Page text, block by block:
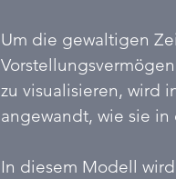
Um die gewaltigen
zu visualisieren, wird
angewandt, wie sie
In diesem Modell